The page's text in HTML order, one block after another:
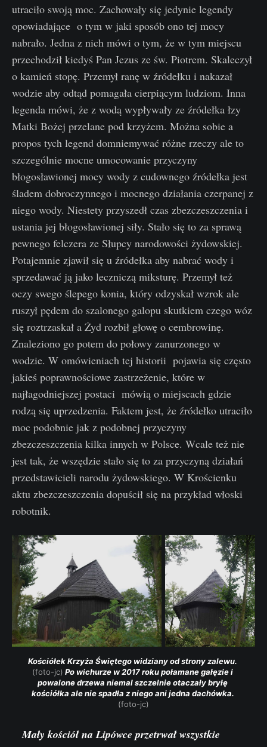
utraciło swoją moc. Zachowały się jedynie legendy
opowiadające o tym w jaki sposób ono tej mocy
nabrało. Jedna z nich mówi o tym, że w tym miejscu
przechodził kiedyś Pan Jezus ze św. Piotrem. Skaleczył
o kamień stopę. Przemył ranę w źródełku i nakazał
wodzie aby odtąd pomagała cierpiącym ludziom. Inna
legenda mówi, że z wodą wypływały ze źródełka łzy
Matki Bożej przelane pod krzyżem. Można sobie a
propos tych legend domniemywać różne rzeczy ale to
szczególnie mocne umocowanie przyczyny
błogosławionej mocy wody z cudownego źródełka jest
śladem dobroczynnego i mocnego działania czerpanej z
niego wody. Niestety przyszedł czas zbezczeszczenia i
ustania jej błogosławionej siły. Stało się to za sprawą
pewnego felczera ze Słupcy narodowości żydowskiej.
Potajemnie zjawił się u źródełka aby nabrać wody i
sprzedawać ją jako leczniczą miksturę. Przemył też
oczy swego ślepego konia, który odzyskał wzrok ale
ruszył pędem do szalonego galopu skutkiem czego wóz
się roztrzaskał a Żyd rozbił głowę o cembrowinę.
Znaleziono go potem do połowy zanurzonego w
wodzie. W omówieniach tej historii pojawia się często
jakieś poprawnościowe zastrzeżenie, które w
najłagodniejszej postaci mówią o miejscach gdzie
rodzą się uprzedzenia. Faktem jest, że źródełko utraciło
moc podobnie jak z podobnej przyczyny
zbezczeszczenia kilka innych w Polsce. Wcale też nie
jest tak, że wszędzie stało się to za przyczyną działań
przedstawicieli narodu żydowskiego. W Krościenku
aktu zbezczeszczenia dopuścił się na przykład włoski
robotnik.
(foto-jc) Po wichurze w 2017 roku połamane gałęzie i
powalone drzewa niemal szczelnie otaczały bryłę
(foto-jc)
Mały kościół na Lipówce przetrwał wszystkie